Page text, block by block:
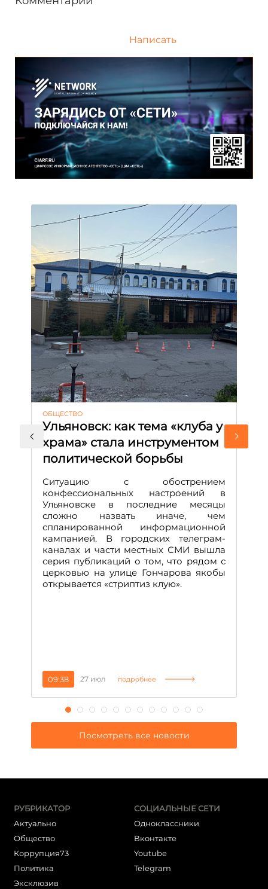
Написать
ОБЩЕСТВО
Ульяновск: как тема «клуба у
храма» стала инструментом
политической борьбы
Ситуацию с обострением
конфессиональных настроений в
Ульяновске в последние месяцы
сложно назвать иначе, чем
спланированной информационной
кампанией. В городских телеграм-
каналах и части местных СМИ вышла
серия публикаций о том, что рядом с
церковью на улице Гончарова якобы
открывается «стриптиз клую».
09:38 27 июл подробнее
Посмотреть все новости
РУБРИКАТОР
Актуально
Общество
Коррупция73
Политика
Эксклюзив
СОЦИАЛЬНЫЕ СЕТИ
Одноклассники
Вконтакте
Youtube
Telegram